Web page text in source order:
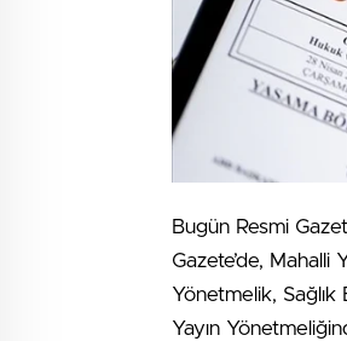
Bugün Resmi
Gazete’de,
Yönetmelik,
Yayın